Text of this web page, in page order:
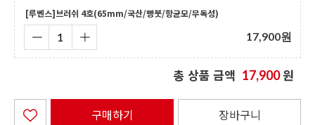
[루벤스]브러쉬 4호(65mm/국산/빵붓/항균모/무독성)
17,900원
총 상품 금액 17,900원
구매하기 장바구니